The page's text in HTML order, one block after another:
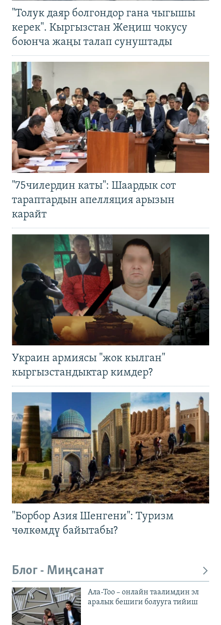
"Толук даяр болгондор гана чыгышы
керек". Кыргызстан Жеңиш чокусу
боюнча жаңы талап сунуштады
"75чилердин каты": Шаардык сот
тараптардын апелляция арызын
карайт
Украин армиясы "жок кылган"
кыргызстандыктар кимдер?
"Борбор Азия Шенгени": Туризм
чөлкөмдү байытабы?
Блог - Миңсанат
Ала-Тоо – онлайн таалимдин эл
аралык бешиги болууга тийиш